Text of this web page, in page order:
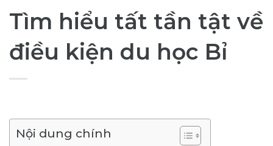
Tìm hiểu tất tần tật về
điều kiện du học Bỉ
Nội dung chính